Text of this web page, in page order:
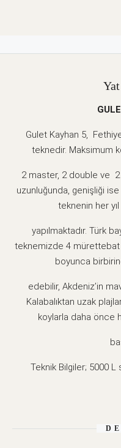
Gulet Kayhan 5,
teknedir. Maksimum
2 master, 2 double ve
uzunluğunda, genişliği ise
teknenin her
yapılmaktadır. Türk
teknemizde 4 mürettebat
boyunca
edebilir, Akdeniz’in
Kalabalıktan uzak
koylarla daha önce
Teknik Bilgiler; 5000 L